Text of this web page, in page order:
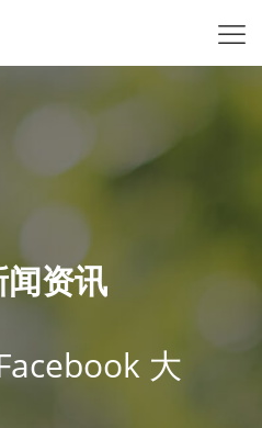
资讯
大